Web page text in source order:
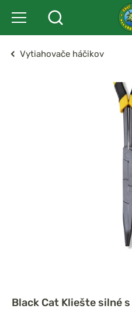
Vytiahovače háčikov
Black Cat Kliešte silné